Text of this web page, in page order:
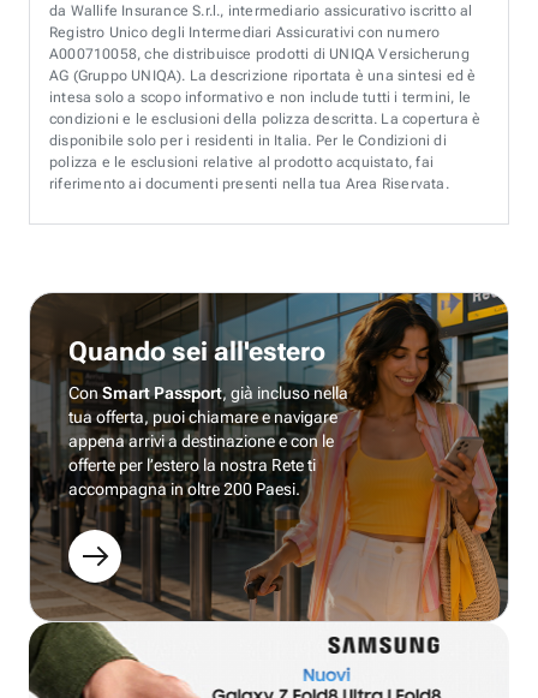
da Wallife Insurance S.r.l., intermediario assicurativo iscritto al
Registro Unico degli Intermediari Assicurativi con numero
A000710058, che distribuisce prodotti di UNIQA Versicherung
AG (Gruppo UNIQA). La descrizione riportata è una sintesi ed è
intesa solo a scopo informativo e non include tutti i termini, le
condizioni e le esclusioni della polizza descritta. La copertura è
disponibile solo per i residenti in Italia. Per le Condizioni di
polizza e le esclusioni relative al prodotto acquistato, fai
riferimento ai documenti presenti nella tua Area Riservata.
Quando sei all'estero
ConSmart Passport, già incluso nella
tua offerta, puoi chiamare e navigare
appena arrivi a destinazione e con le
offerte per l’estero la nostra Rete ti
accompagna in oltre 200 Paesi.